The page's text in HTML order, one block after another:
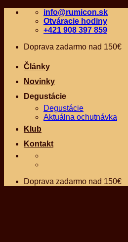
Skip
info@rumicon.sk
Otváracie hodiny
+421 908 397 859
Doprava zadarmo nad 150€
Články
Novinky
Degustácie
Degustácie
Aktuálna ochutnávka
Klub
Kontakt
Doprava zadarmo nad 150€